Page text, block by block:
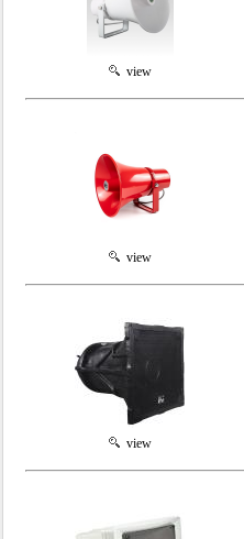
view
view
view